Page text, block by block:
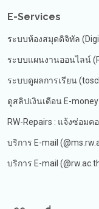
E-Services
ระบบห้องสมุดดิจิทัล
ระบบแผนงานออนไลน์
ระบบดูผลการเรียน
ดูสลิปเงินเดือน E-money
RW-Repairs : แจ้งซ่อมค
บริการ E-mail
บริการ E-mail